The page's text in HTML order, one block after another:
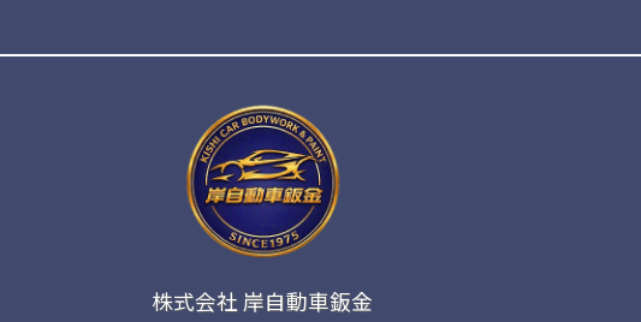
株式会社 岸自動車鈑金